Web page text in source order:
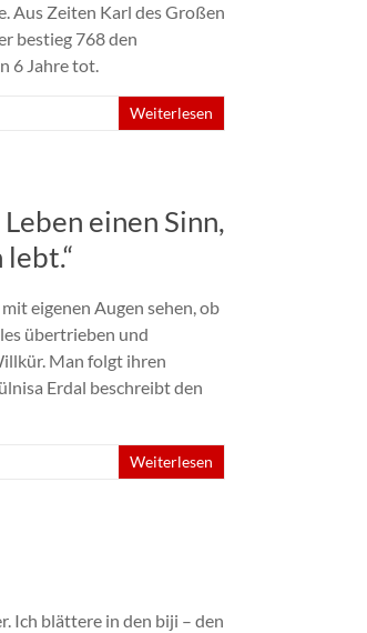
Aus Zeiten Karl des Großen
bestieg 768 den
6 Jahre tot.
Weiterlesen
einen Sinn,
eigenen Augen sehen, ob
übertrieben und
Man folgt ihren
Erdal beschreibt den
Weiterlesen
Ich blättere in den biji – den